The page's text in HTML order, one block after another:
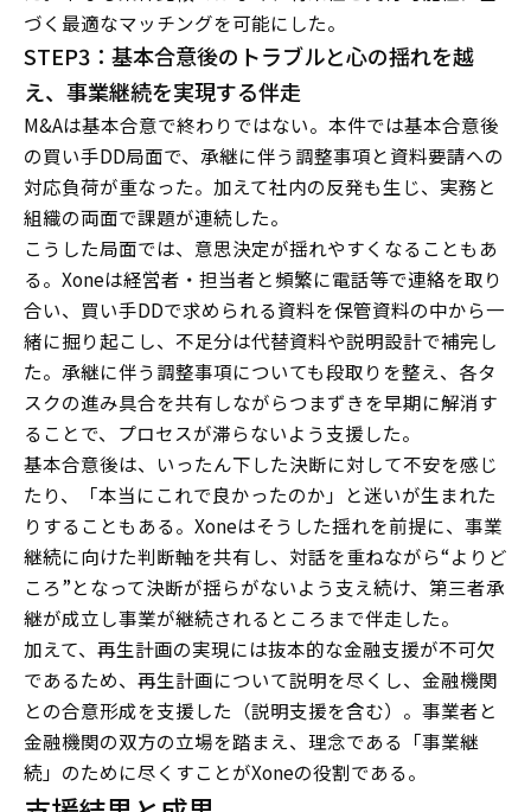
づく最適なマッチングを可能にした。
STEP3：基本合意後のトラブルと心の揺れを越
え、事業継続を実現する伴走
M&Aは基本合意で終わりではない。本件では基本合意後
の買い手DD局面で、承継に伴う調整事項と資料要請への
対応負荷が重なった。加えて社内の反発も生じ、実務と
組織の両面で課題が連続した。
こうした局面では、意思決定が揺れやすくなることもあ
る。Xoneは経営者・担当者と頻繁に電話等で連絡を取り
合い、買い手DDで求められる資料を保管資料の中から一
緒に掘り起こし、不足分は代替資料や説明設計で補完し
た。承継に伴う調整事項についても段取りを整え、各タ
スクの進み具合を共有しながらつまずきを早期に解消す
ることで、プロセスが滞らないよう支援した。
基本合意後は、いったん下した決断に対して不安を感じ
たり、「本当にこれで良かったのか」と迷いが生まれた
りすることもある。Xoneはそうした揺れを前提に、事業
継続に向けた判断軸を共有し、対話を重ねながら“よりど
ころ”となって決断が揺らがないよう支え続け、第三者承
継が成立し事業が継続されるところまで伴走した。
加えて、再生計画の実現には抜本的な金融支援が不可欠
であるため、再生計画について説明を尽くし、金融機関
との合意形成を支援した（説明支援を含む）。事業者と
金融機関の双方の立場を踏まえ、理念である「事業継
続」のために尽くすことがXoneの役割である。